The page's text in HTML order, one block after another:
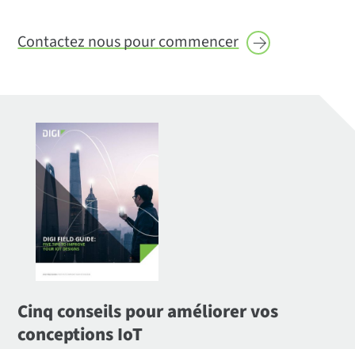
Contactez nous pourcommencer
Cinq conseils pour améliorer vos
conceptions IoT